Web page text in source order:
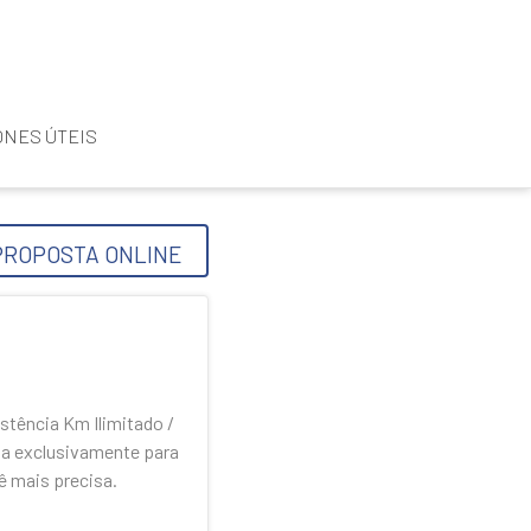
ÚTEIS
ONLINE
Km Ilimitado /
exclusivamente para
mais precisa.